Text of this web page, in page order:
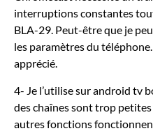
interruptions constantes
BLA-29. Peut-être que je
les paramètres du
apprécié.
4- Je l’utilise sur android tv
des chaînes sont trop
autres fonctions